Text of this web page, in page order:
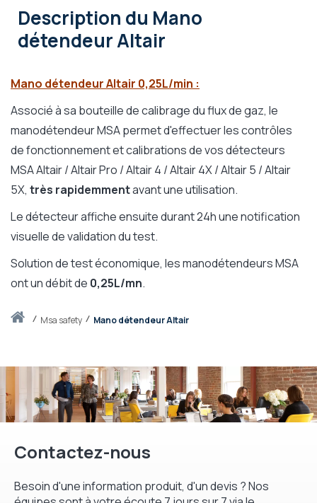
Accueilmsa safety Mano détendeur Altair
Description du Mano
détendeur Altair
Mano détendeur Altair 0,25L/min :
Associé à sa bouteille de calibrage du flux de gaz, le
manodétendeur MSA permet d'effectuer les contrôles
de fonctionnement et calibrations de vos détecteurs
MSA Altair / Altair Pro / Altair 4 / Altair 4X / Altair 5 / Altair
5X, très rapidemmentavant une utilisation.
Le détecteur affiche ensuite durant 24h une notification
visuelle de validation du test.
Solution de test économique, les manodétendeurs MSA
ont un débit de 0,25L/mn.
Contactez-nous
Besoin d'une information produit, d'un devis ? Nos